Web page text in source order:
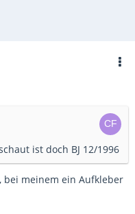
ist doch BJ 12/1996
bei meinem ein Aufkleber